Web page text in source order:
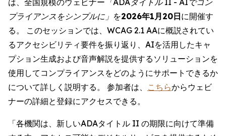
プライアンスをシンプルに」 を2026年1月20日に開催す
る。 このセッションでは、WCAG 2.1 AAに概説されてい
るアクセシビリティ要件を振り返り、AIを活用したキャ
プション生成および音声解説を提供するソリューションを
使用してコンプライアンスをどのようにサポートできるか
について詳しく説明する。 参加者は、 こちらからウェビ
ナーの詳細と登録にアクセスできる。
「各機関は、新しいADAタイトル II の期限に向けて準備